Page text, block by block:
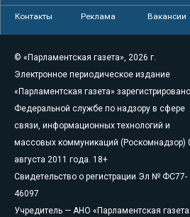
Контакты Реклама Вакансии
© «Парламентская газета», 2026 г.
Электронное периодическое издание
«Парламентская газета»
Федеральной службе по надзору в сфере
связи, информационных технологий и
массовых коммуникаций (Роскомнадзор)
августа 2011 года. 18+
Свидетельство о регистрации Эл № ФС77-
46097
Учредитель — АНО «Парламентская